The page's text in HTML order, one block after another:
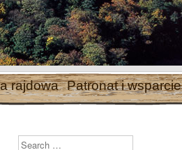
rajdowa Patronat i wsparcie
Search